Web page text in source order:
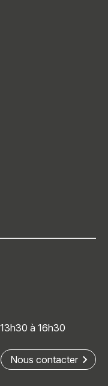
à 16h30
Nous contacter